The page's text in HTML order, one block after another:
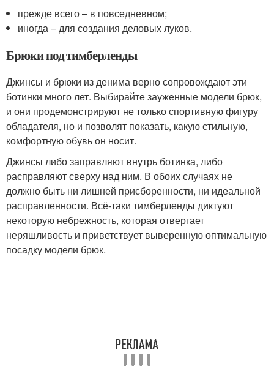
прежде всего – в повседневном;
иногда – для создания деловых луков.
Брюки под тимберленды
Джинсы и брюки из денима верно сопровождают эти
ботинки много лет. Выбирайте зауженные модели брюк,
и они продемонстрируют не только спортивную фигуру
обладателя, но и позволят показать, какую стильную,
комфортную обувь он носит.
Джинсы либо заправляют внутрь ботинка, либо
расправляют сверху над ним. В обоих случаях не
должно быть ни лишней присборенности, ни идеальной
расправленности. Всё-таки тимберленды диктуют
некоторую небрежность, которая отвергает
неряшливость и приветствует выверенную оптимальную
посадку модели брюк.